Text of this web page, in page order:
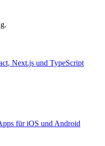
Next.js und TypeScript
für iOS und Android